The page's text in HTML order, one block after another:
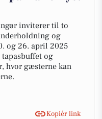
inviterer til to
og
og 26. april 2025
og
hvor gæsterne kan
Kopiér link